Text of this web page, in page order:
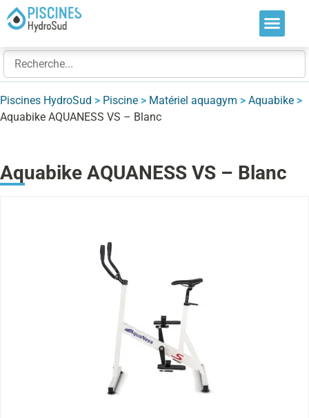
Piscines HydroSud > Piscine > Matériel aquagym > Aquabike >
Aquabike AQUANESS VS – Blanc
Aquabike AQUANESS VS – Blanc